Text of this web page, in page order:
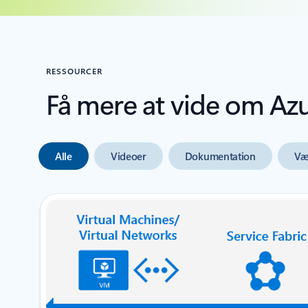
RESSOURCER
Få mere at vide om
Alle Videoer Dokumentation
næste slide